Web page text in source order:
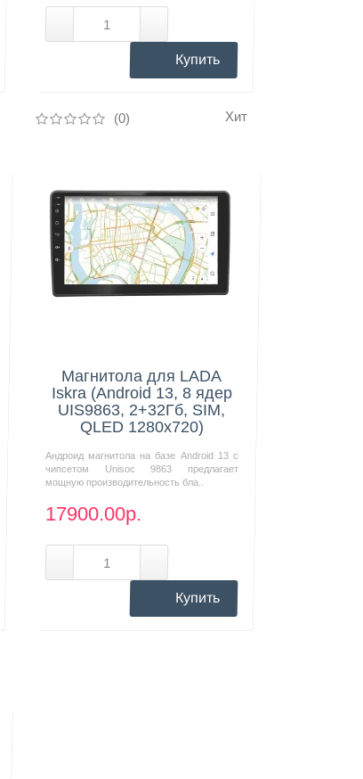
Купить
(0) Хит
Магнитола для LADA
Iskra (Android 13, 8 ядер
UIS9863, 2+32Гб, SIM,
QLED 1280x720)
Андроид магнитола на базе Android 13 с
чипсетом Unisoc 9863 предлагает
мощную производительность бла..
17900.00р.
Купить